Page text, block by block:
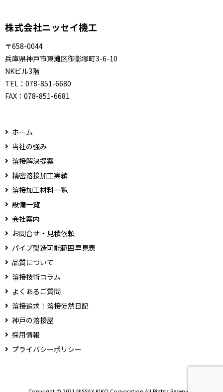
株式会社ニッセイ機工
〒658-0044
兵庫県神戸市東灘区御影塚町3-6-10
NKビル3階
TEL： 078-851-6680
FAX： 078-851-6681
ホーム
当社の強み
溶接解決提案
精密溶接加工実績
溶接加工材料一覧
設備一覧
会社案内
お問合せ・見積依頼
パイプ製造可能範囲早見表
品質について
溶接技術コラム
よくあるご質問
溶接追求！溶接徒然日記
神戸の溶接屋
採用情報
プライバシーポリシー